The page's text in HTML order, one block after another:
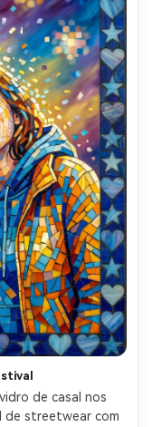
de casal nos
de streetwear com